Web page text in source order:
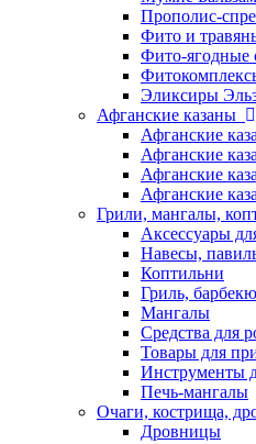
Прополис-
Фито и
Фито-ягодные
Эликсиры
Афганские казаны
Афганские
Афганские
Афганские
Афганские
Грили, мангалы,
Аксессуары
Навесы,
Коптильни
Гриль, барбекю
Мангалы
Средства для
Товары для
Инструменты
Печь-мангалы
Очаги, кострища,
Дровницы